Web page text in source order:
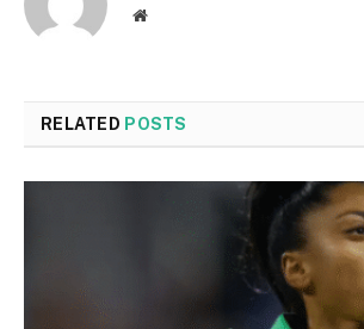
Website
RELATED POSTS